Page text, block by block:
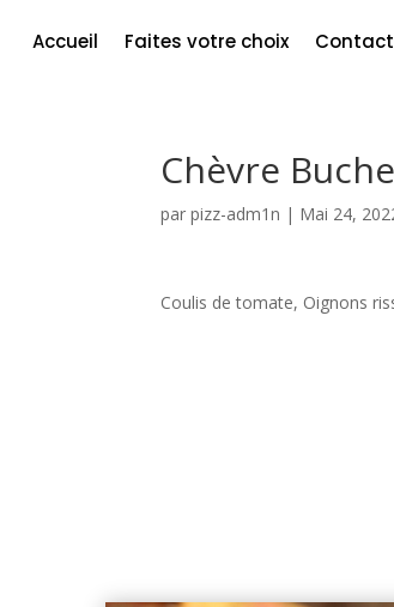
Accueil Faites votre choix
Chèvre
parpizz-adm1n | Mai 24,
Coulis de tomate, Oignons